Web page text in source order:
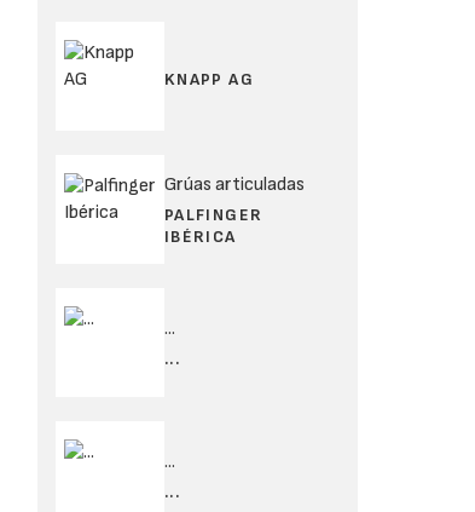
KNAPP AG
Grúas articuladas
PALFINGER
IBÉRICA
...
...
...
...